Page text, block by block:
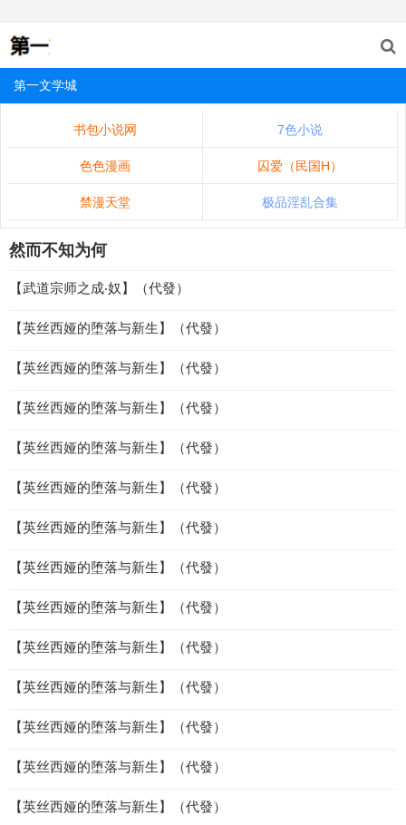
第一文学城
书包小说网 7色小说
色色漫画 囚爱（民国H）
禁漫天堂 极品淫乱合集
然而不知为何
【武道宗师之成‧奴】（代發）
【英丝西娅的堕落与新生】（代發）
【英丝西娅的堕落与新生】（代發）
【英丝西娅的堕落与新生】（代發）
【英丝西娅的堕落与新生】（代發）
【英丝西娅的堕落与新生】（代發）
【英丝西娅的堕落与新生】（代發）
【英丝西娅的堕落与新生】（代發）
【英丝西娅的堕落与新生】（代發）
【英丝西娅的堕落与新生】（代發）
【英丝西娅的堕落与新生】（代發）
【英丝西娅的堕落与新生】（代發）
【英丝西娅的堕落与新生】（代發）
【英丝西娅的堕落与新生】（代發）